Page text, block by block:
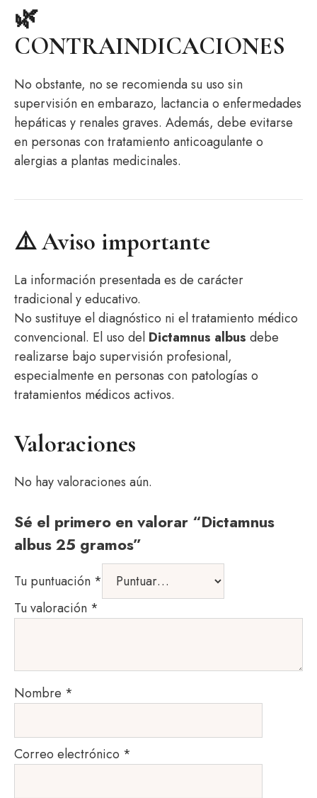
🌿
CONTRAINDICACIONES
No obstante, no se recomienda su uso sin
supervisión en embarazo, lactancia o enfermedades
hepáticas y renales graves. Además, debe evitarse
en personas con tratamiento anticoagulante o
alergias a plantas medicinales.
⚠️ Aviso importante
La información presentada es de carácter
tradicional y educativo.
No sustituye el diagnóstico ni el tratamiento médico
convencional. El uso del Dictamnus albus debe
realizarse bajo supervisión profesional,
especialmente en personas con patologías o
tratamientos médicos activos.
Valoraciones
No hay valoraciones aún.
Sé el primero en valorar “Dictamnus
albus 25 gramos”
Tu puntuación *
Tu valoración *
Nombre *
Correo electrónico *